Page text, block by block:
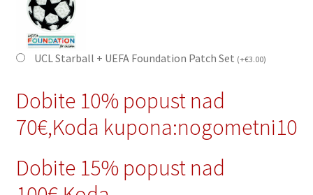
UCL Starball + UEFA Foundation Patch Set (+€3.00)
Dobite 10% popust nad
70€,Koda kupona:nogometni10
Dobite 15% popust nad